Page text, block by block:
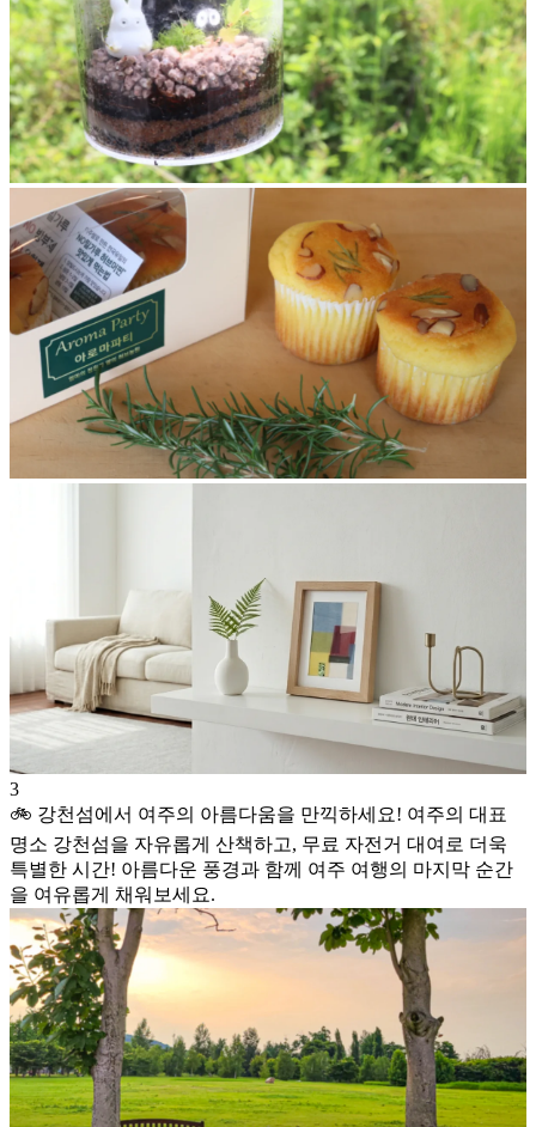
3
🚲 강천섬에서 여주의 아름다움을 만끽하세요! 여주의 대표
명소 강천섬을 자유롭게 산책하고, 무료 자전거 대여로 더욱
특별한 시간! 아름다운 풍경과 함께 여주 여행의 마지막 순간
을 여유롭게 채워보세요.